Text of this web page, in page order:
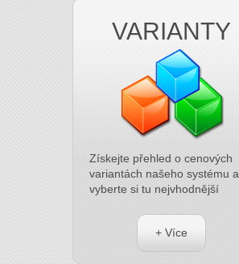
VARIANTY
Získejte přehled o cenových
variantách našeho systému a
vyberte si tu nejvhodnější
+ Více